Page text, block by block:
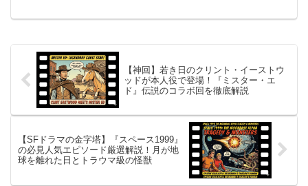
【神回】若き日のクリント・イーストウ
ッドが本人役で登場！『ミスター・エ
ド』伝説のコラボ回を徹底解説
【SFドラマの金字塔】『スペース1999』
の必見人気エピソード厳選解説！月が地
球を離れた日とトラウマ級の怪獣